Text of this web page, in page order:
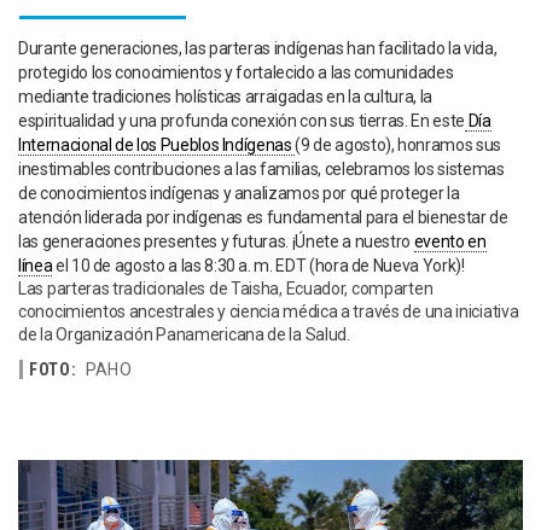
Durante generaciones, las parteras indígenas han facilitado la vida,
protegido los conocimientos y fortalecido a las comunidades
mediante tradiciones holísticas arraigadas en la cultura, la
espiritualidad y una profunda conexión con sus tierras. En este Día
Internacional de los Pueblos Indígenas(9 de agosto), honramos sus
inestimables contribuciones a las familias, celebramos los sistemas
de conocimientos indígenas y analizamos por qué proteger la
atención liderada por indígenas es fundamental para el bienestar de
las generaciones presentes y futuras. ¡Únete a nuestro evento en
líneael 10 de agosto a las 8:30 a. m. EDT (hora de Nueva York)!
Las parteras tradicionales de Taisha, Ecuador, comparten
conocimientos ancestrales y ciencia médica a través de una iniciativa
de la Organización Panamericana de la Salud.
FOTO:
PAHO